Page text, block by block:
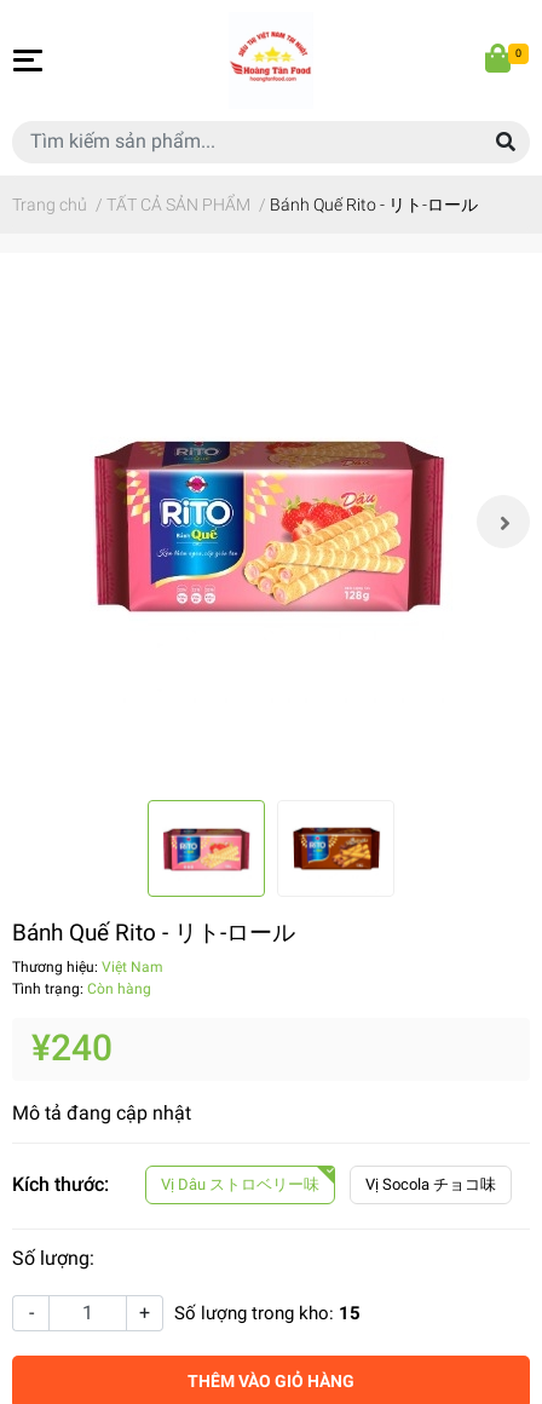
0
Trang chủ / TẤT CẢ SẢN PHẨM / Bánh Quế Rito - リト-ロール
Bánh Quế Rito - リト-ロール
Thương hiệu: Việt Nam
Tình trạng: Còn hàng
¥240
Mô tả đang cập nhật
Kích thước: Vị Dâu ストロベリー味 Vị Socola チョコ味
Số lượng:
- + Số lượng trong kho: 15
THÊM VÀO GIỎ HÀNG